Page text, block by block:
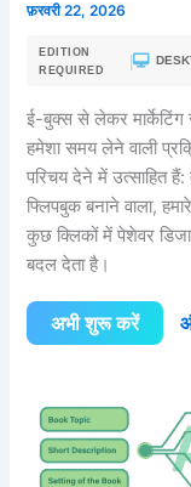
फ़रवरी 22, 2026
EDITION
REQUIRED
ई-बुक्स से लेकर मार्केटिंग
हमेशा समय लेने वाली
परिचय देने में उत्साहित
फ्लिपबुक बनाने वाला,
कुछ क्लिकों में पेशेवर
बदल देता है।
अभी शुरू करें